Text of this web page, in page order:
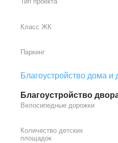
Класс ЖК
Паркинг
Благоустройство дома и
Благоустройство
Велосипедные дорожки
Количество детских
площадок